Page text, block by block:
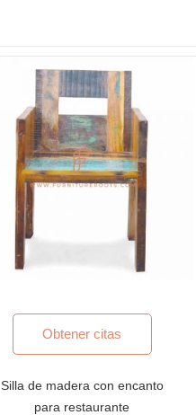
Obtener citas
Silla de madera con encanto
para restaurante